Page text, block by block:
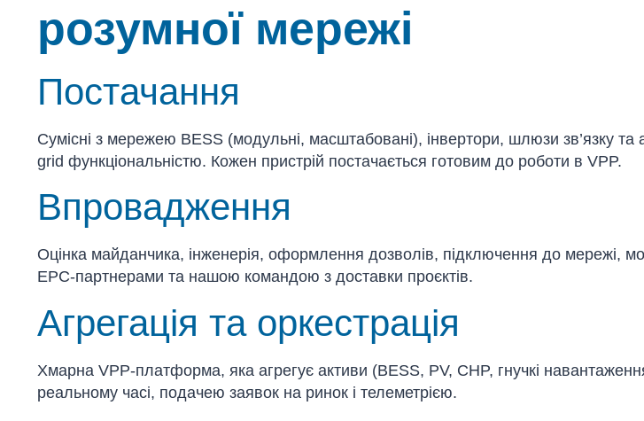
розумної мережі
Постачання
Сумісні з мережею BESS (модульні, масштабовані), інвертори, шлюзи зв’язку
grid функціональністю. Кожен пристрій постачається готовим до роботи в VPP.
Впровадження
Оцінка майданчика, інженерія, оформлення дозволів, підключення до мережі,
EPC-партнерами та нашою командою з доставки проєктів.
Агрегація та оркестрація
Хмарна VPP-платформа, яка агрегує активи (BESS, PV, CHP, гнучкі
реальному часі, подачею заявок на ринок і телеметрією.